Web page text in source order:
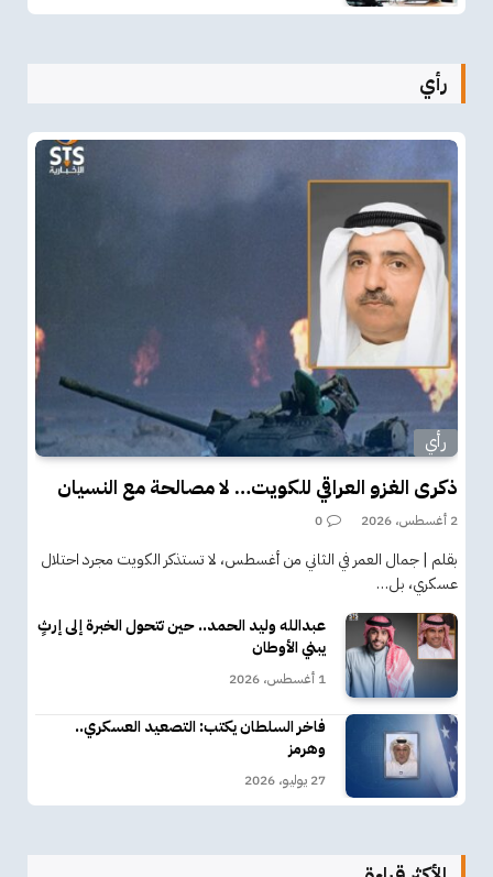
رأي
رأي
ذكرى الغزو العراقي للكويت… لا مصالحة مع النسيان
2 أغسطس، 2026 0
بقلم | جمال العمر في الثاني من أغسطس، لا تستذكر الكويت مجرد احتلال
عسكري، بل…
عبدالله وليد الحمد.. حين تتحول الخبرة إلى إرثٍ
يبني الأوطان
1 أغسطس، 2026
فاخر السلطان يكتب: التصعيد العسكري..
وهرمز
27 يوليو، 2026